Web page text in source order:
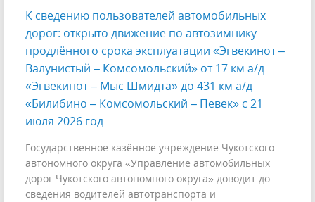
К сведению пользователей автомобильных
дорог: открыто движение по автозимнику
продлённого срока эксплуатации «Эгвекинот –
Валунистый – Комсомольский» от 17 км а/д
«Эгвекинот – Мыс Шмидта» до 431 км а/д
«Билибино – Комсомольский – Певек» с 21
июля 2026 год
Государственное казённое учреждение Чукотского
автономного округа «Управление автомобильных
дорог Чукотского автономного округа» доводит до
сведения водителей автотранспорта и